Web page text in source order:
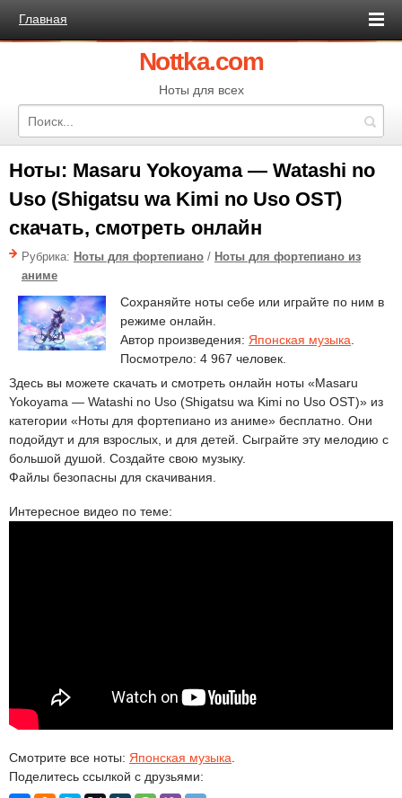
Главная
Nottka.com
Ноты для всех
Ноты: Masaru Yokoyama — Watashi no
Uso (Shigatsu wa Kimi no Uso OST)
скачать, смотреть онлайн
Рубрика: Ноты для фортепиано / Ноты для фортепиано из
аниме
Сохраняйте ноты себе или играйте по ним в
режиме онлайн.
Автор произведения: Японская музыка
Посмотрело: 4 967 человек.
Здесь вы можете скачать и смотреть онлайн ноты «Masaru
Yokoyama — Watashi no Uso (Shigatsu wa Kimi no Uso OST)» из
категории «Ноты для фортепиано из аниме» бесплатно. Они
подойдут и для взрослых, и для детей. Сыграйте эту мелодию с
большой душой. Создайте свою музыку.
Файлы безопасны для скачивания.
Интересное видео по теме:
Смотрите все ноты: Японская музыка
Поделитесь ссылкой с друзьями: